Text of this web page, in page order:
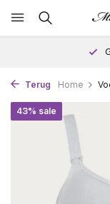
Terug Home
43% sale